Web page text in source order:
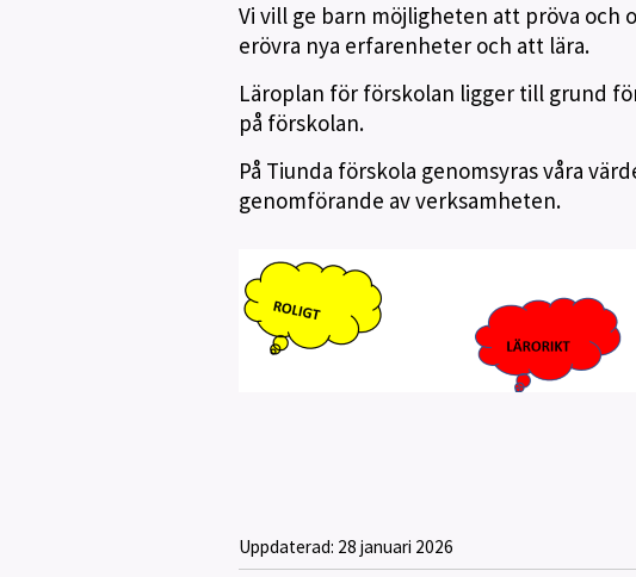
Vi vill ge barn möjligheten att pröva och
erövra nya erfarenheter och att lära.
Läroplan för förskolan ligger till grund
på förskolan.
På Tiunda förskola genomsyras våra
genomförande av verksamheten.
Uppdaterad: 28 januari 2026